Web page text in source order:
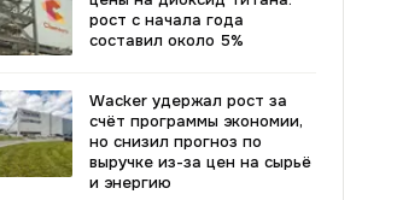
рост с начала года
составил около 5%
Wacker удержал рост за
счёт программы экономии,
но снизил прогноз по
выручке из-за цен на сырьё
и энергию